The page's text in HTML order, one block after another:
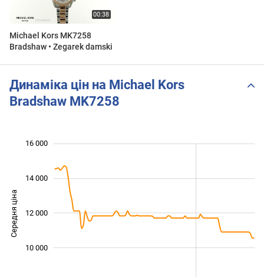
Michael Kors MK7258
Bradshaw • Zegarek damski
Динаміка цін на Michael Kors
Bradshaw MK7258
Середня ціна 10 000
10 000
12 000
14 000
16 000